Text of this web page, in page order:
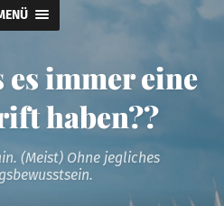
es immer eine
haben??
(Meist) Ohne jegliches